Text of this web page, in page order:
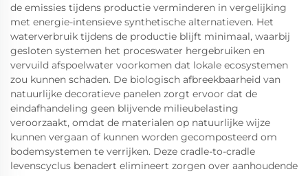
de emissies tijdens productie verminderen in vergelijking
met energie-intensieve synthetische alternatieven. Het
waterverbruik tijdens de productie blijft minimaal, waarbij
gesloten systemen het proceswater hergebruiken en
vervuild afspoelwater voorkomen dat lokale ecosystemen
zou kunnen schaden. De biologisch afbreekbaarheid van
natuurlijke decoratieve panelen zorgt ervoor dat de
eindafhandeling geen blijvende milieubelasting
veroorzaakt, omdat de materialen op natuurlijke wijze
kunnen vergaan of kunnen worden gecomposteerd om
bodemsystemen te verrijken. Deze cradle-to-cradle
levenscyclus benadert elimineert zorgen over aanhoudende